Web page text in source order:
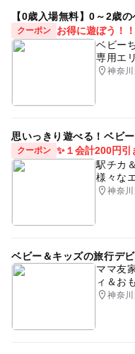
【0歳入場無料】0～2歳
クーポン
お得に遊ぼう！！
ベビー
専用エ
神奈
思いっきり遊べる！ベビ
クーポン ✨１会計200円引
駅チカ
様々な
神奈
ベビー＆キッズの旅行デ
ママ友
ィ＆お
神奈